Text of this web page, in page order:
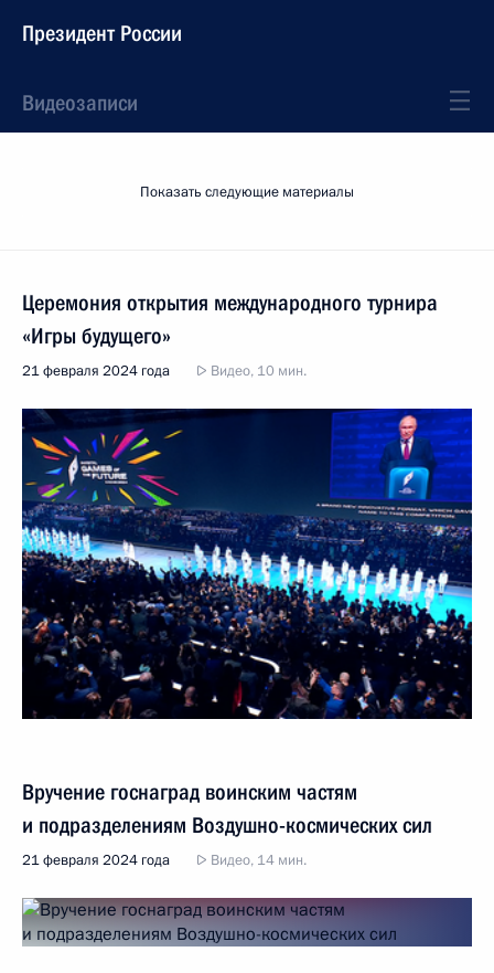
Президент России
Видеозаписи
Показать следующие материалы
Церемония открытия международного турнира
«Игры будущего»
21 февраля 2024 года Видео, 10 мин.
Вручение госнаград воинским частям
и подразделениям Воздушно-космических сил
21 февраля 2024 года Видео, 14 мин.